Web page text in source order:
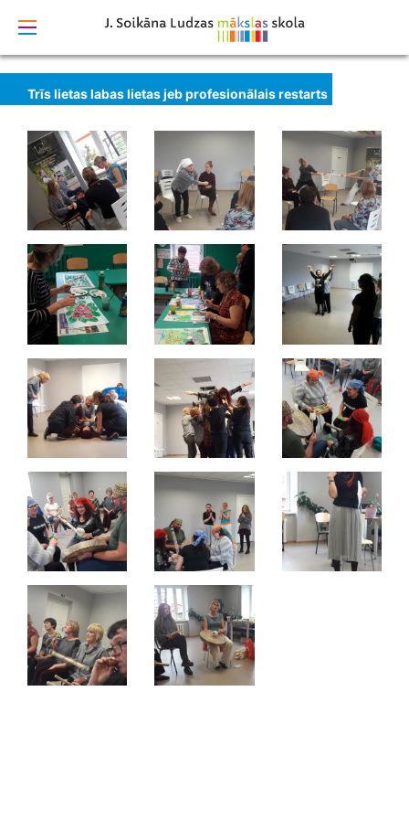
Trīs lietas labas lietas jeb profesionālais restarts
izstrādāts